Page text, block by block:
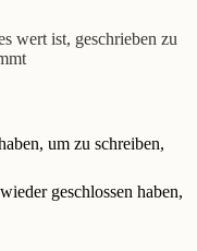
wert ist, geschrieben zu
um zu schreiben,
geschlossen haben,